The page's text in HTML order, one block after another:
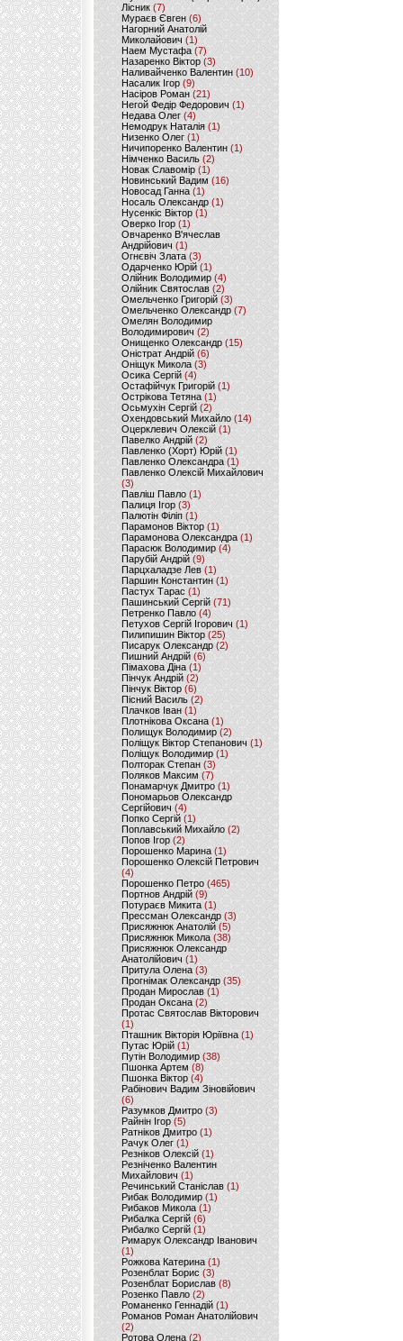
Лісник (7)
Мураєв Євген(6)
Нагорний Анатолій
Миколайович (1)
Наем Мустафа (7)
Назаренко Віктор (3)
Наливайченко Валентин (10)
Насалик Ігор(9)
Насіров Роман (21)
Негой Федір Федорович(1)
Недава Олег(4)
Немодрук Наталія(1)
Низенко Олег (1)
Ничипоренко Валентин (1)
Німченко Василь (2)
Новак Славомір (1)
Новинський Вадим (16)
Новосад Ганна (1)
Носаль Олександр (1)
Нусенкіс Віктор (1)
Оверко Ігор (1)
Овчаренко В'ячеслав
Андрійович(1)
Огнєвіч Злата (3)
Одарченко Юрій(1)
Олійник Володимир (4)
Олійник Святослав (2)
Омельченко Григорій (3)
Омельченко Олександр(7)
Омелян Володимир
Володимирович (2)
Онищенко Олександр (15)
Оністрат Андрій (6)
Оніщук Микола (3)
Осика Сергій(4)
Остафійчук Григорій(1)
Острікова Тетяна (1)
Осьмухін Сергій (2)
Охендовський Михайло (14)
Оцерклевич Олексій (1)
Павелко Андрій (2)
Павленко (Хорт) Юрій (1)
Павленко Олександра (1)
Павленко Олексій Михайлович
(3)
Павліш Павло(1)
Палиця Ігор (3)
Палютін Філіп(1)
Парамонов Віктор (1)
Парамонова Олександра(1)
Парасюк Володимир(4)
Парубій Андрій (9)
Парцхаладзе Лев (1)
Паршин Константин(1)
Пастух Тарас (1)
Пашинський Сергій (71)
Петренко Павло (4)
Петухов Сергій Ігорович (1)
Пилипишин Віктор(25)
Писарук Олександр(2)
Пишний Андрій (6)
Пімахова Діна(1)
Пінчук Андрій(2)
Пінчук Віктор (6)
Пісний Василь (2)
Плачков Іван(1)
Плотнікова Оксана (1)
Полищук Володимир(2)
Поліщук Віктор Степанович(1)
Поліщук Володимир (1)
Полторак Степан(3)
Поляков Максим (7)
Понамарчук Дмитро (1)
Пономарьов Олександр
Сергійович(4)
Попко Сергій (1)
Поплавський Михайло (2)
Попов Ігор(2)
Порошенко Марина (1)
Порошенко Олексій Петрович
(4)
Порошенко Петро (465)
Портнов Андрій (9)
Потураєв Микита(1)
Прессман Олександр(3)
Присяжнюк Анатолій (5)
Присяжнюк Микола (38)
Присяжнюк Олександр
Анатолійович (1)
Притула Олена (3)
Прогнімак Олександр(35)
Продан Мирослав(1)
Продан Оксана (2)
Протас Святослав Вікторович
(1)
Пташник Вікторія Юріївна (1)
Путас Юрій (1)
Путін Володимир(38)
Пшонка Артем (8)
Пшонка Віктор(4)
Рабінович Вадим Зіновійович
(6)
Разумков Дмитро (3)
Райнін Ігор(5)
Ратніков Дмитро (1)
Рачук Олег (1)
Резніков Олексій(1)
Резніченко Валентин
Михайлович (1)
Речинський Станіслав (1)
Рибак Володимир(1)
Рибаков Микола(1)
Рибалка Сергій (6)
Рибалко Сергій (1)
Римарук Олександр Іванович
(1)
Рожкова Катерина(1)
Розенблат Борис (3)
Розенблат Борислав (8)
Розенко Павло (2)
Романенко Геннадій (1)
Романов Роман Анатолійович
(2)
Ротова Олена(2)